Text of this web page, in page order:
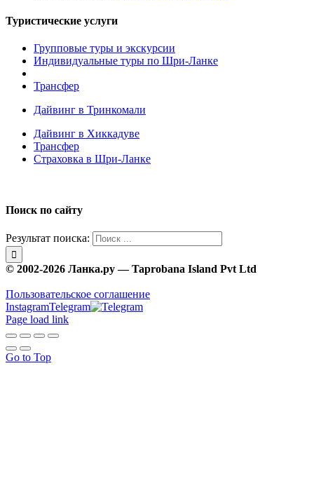
Туристические услуги
Групповые туры и экскурсии
Индивидуальные туры по Шри-Ланке
Трансфер
Дайвинг в Тринкомали
Дайвинг в Хиккадуве
Трансфер
Страховка в Шри-Ланке
Поиск по сайту
Результат поиска:
© 2002-2026 Ланка.ру — Taprobana Island Pvt Ltd
Пользовательское соглашение
InstagramTelegram
Page load link
Go to Top